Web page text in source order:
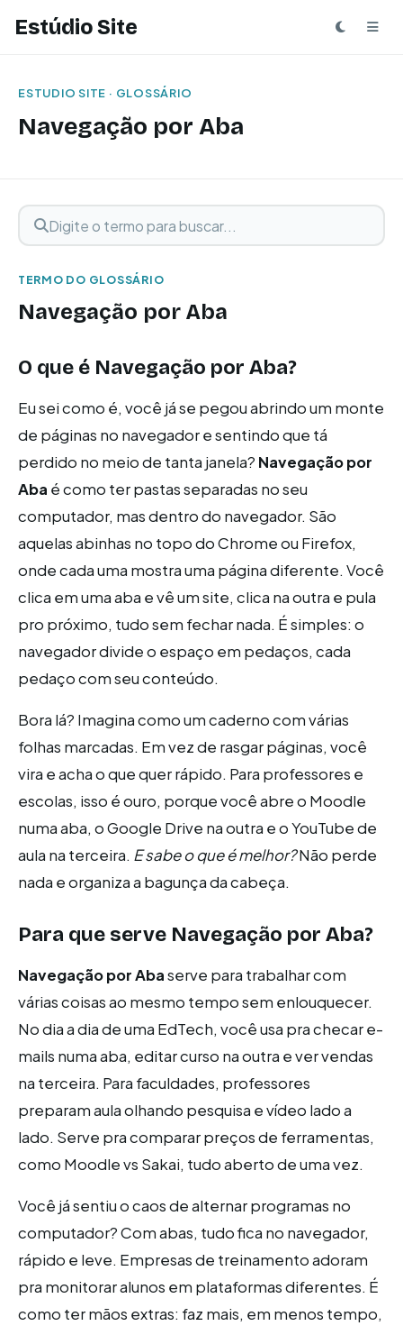
Estúdio Site
ESTUDIO SITE · GLOSSÁRIO
Navegação por Aba
Buscar termo
Digite o termo para buscar
TERMO DO GLOSSÁRIO
Navegação por Aba
O que é Navegação por Aba?
Eu sei como é, você já se pegou abrindo um monte
de páginas no navegador e sentindo que tá
perdido no meio de tanta janela? Navegação por
Aba é como ter pastas separadas no seu
computador, mas dentro do navegador. São
aquelas abinhas no topo do Chrome ou Firefox,
onde cada uma mostra uma página diferente. Você
clica em uma aba e vê um site, clica na outra e pula
pro próximo, tudo sem fechar nada. É simples: o
navegador divide o espaço em pedaços, cada
pedaço com seu conteúdo.
Bora lá? Imagina como um caderno com várias
folhas marcadas. Em vez de rasgar páginas, você
vira e acha o que quer rápido. Para professores e
escolas, isso é ouro, porque você abre o Moodle
numa aba, o Google Drive na outra e o YouTube de
aula na terceira. E sabe o que é melhor?Não perde
nada e organiza a bagunça da cabeça.
Para que serve Navegação por Aba?
Navegação por Abaserve para trabalhar com
várias coisas ao mesmo tempo sem enlouquecer.
No dia a dia de uma EdTech, você usa pra checar e-
mails numa aba, editar curso na outra e ver vendas
na terceira. Para faculdades, professores
preparam aula olhando pesquisa e vídeo lado a
lado. Serve pra comparar preços de ferramentas,
como Moodle vs Sakai, tudo aberto de uma vez.
Você já sentiu o caos de alternar programas no
computador? Com abas, tudo fica no navegador,
rápido e leve. Empresas de treinamento adoram
pra monitorar alunos em plataformas diferentes. É
como ter mãos extras: faz mais, em menos tempo,